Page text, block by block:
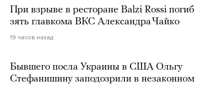
При взрыве в ресторане Balzi Rossi погиб
зять главкома ВКС Александра Чайко
19 часов назад
Бывшего посла Украины в США Ольгу
Стефанишину заподозрили в незаконном